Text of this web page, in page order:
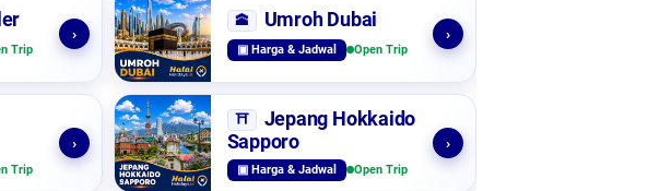
Trip
›
🕋 Umroh Dubai
▣ Harga & Jadwal Open Trip
›
Trip
›
⛩️
Jepang Hokkaido
Sapporo
▣ Harga & Jadwal Open Trip
›